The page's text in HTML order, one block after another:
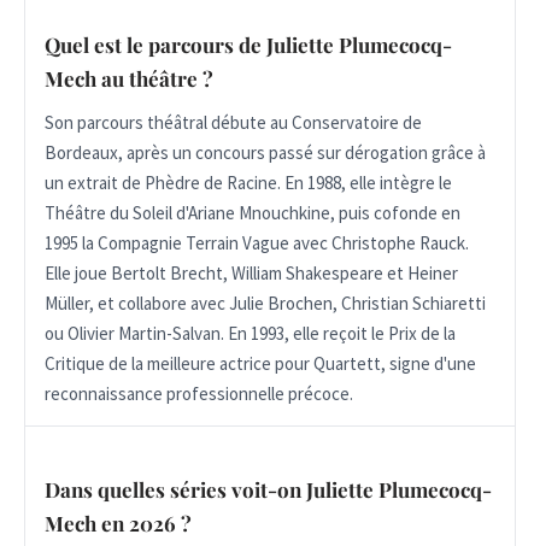
Quel est le parcours de Juliette Plumecocq-
Mech au théâtre ?
Son parcours théâtral débute au Conservatoire de
Bordeaux, après un concours passé sur dérogation grâce à
un extrait de Phèdre de Racine. En 1988, elle intègre le
Théâtre du Soleil d'Ariane Mnouchkine, puis cofonde en
1995 la Compagnie Terrain Vague avec Christophe Rauck.
Elle joue Bertolt Brecht, William Shakespeare et Heiner
Müller, et collabore avec Julie Brochen, Christian Schiaretti
ou Olivier Martin-Salvan. En 1993, elle reçoit le Prix de la
Critique de la meilleure actrice pour Quartett, signe d'une
reconnaissance professionnelle précoce.
Dans quelles séries voit-on Juliette Plumecocq-
Mech en 2026 ?